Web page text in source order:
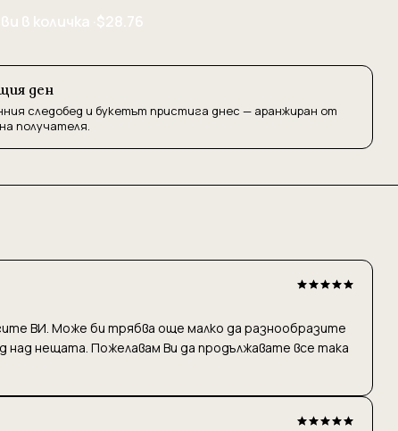
в количка · $28.76
ден
следобед и букетът пристига днес — аранжиран от
получателя.
ВИ. Може би трябва още малко да разнообразите
нещата. Пожелавам Ви да продължавате все така